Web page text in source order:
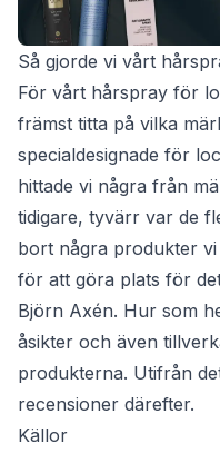
Så gjorde vi vårt
För vårt hårspray för
främst titta på vilka
specialdesignade för
hittade vi några från
tidigare, tyvärr var de
bort några produkter
för att göra plats för
Björn Axén. Hur som
åsikter och även
produkterna. Utifrån
recensioner därefter.
Källor